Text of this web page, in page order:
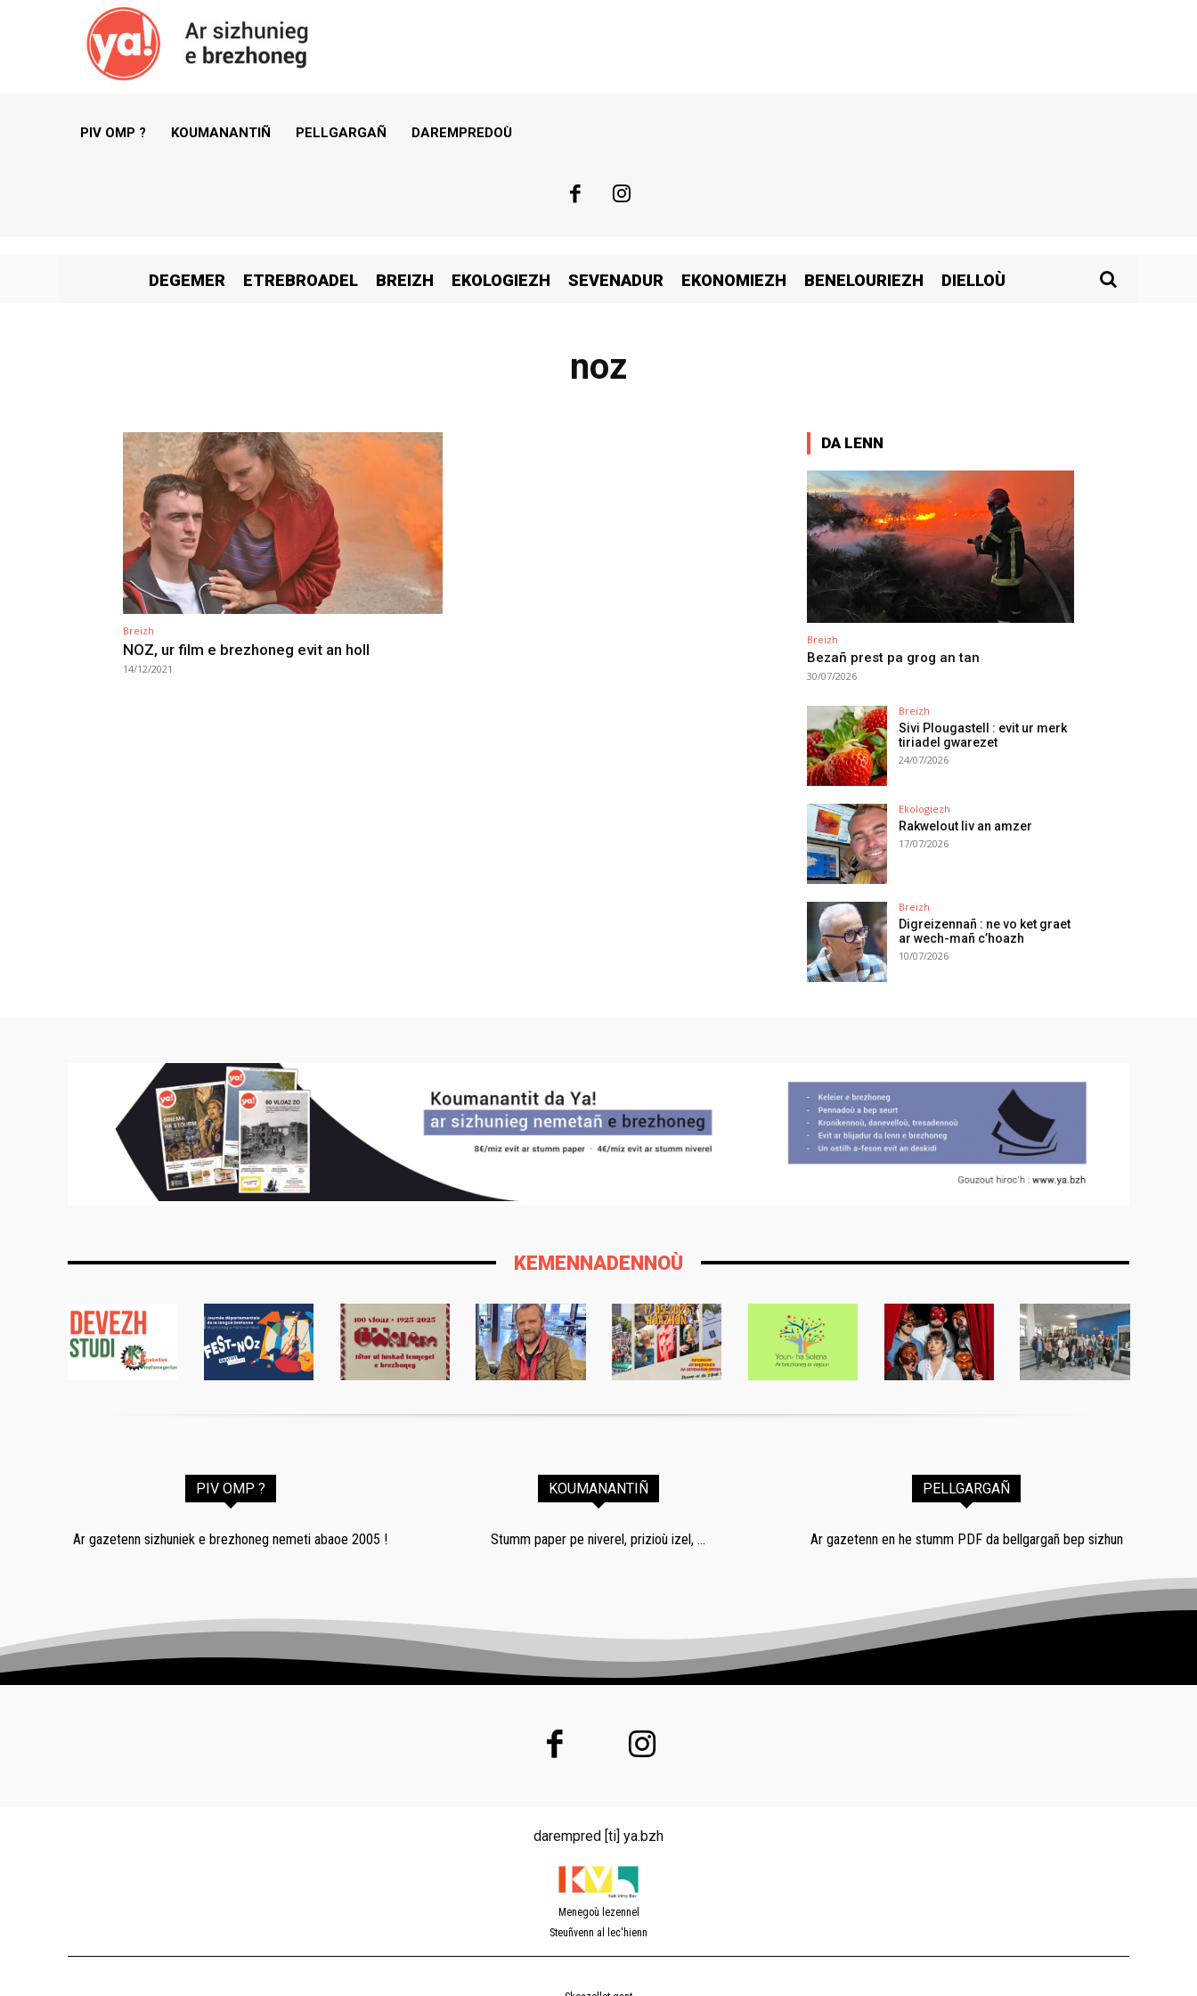
PIV OMP ? KOUMANANTIÑ PELLGARGAÑ DAREMPREDOÙ
DEGEMER ETREBROADEL BREIZH EKOLOGIEZH SEVENADUR EKONOMIEZH BENELOURIEZH DIELLOÙ
noz
Breizh
NOZ, ur film e brezhoneg evit an holl
14/12/2021
DA LENN
Breizh
Bezañ prest pa grog an tan
30/07/2026
Breizh
Sivi Plougastell : evit ur merk
tiriadel gwarezet
24/07/2026
Ekologiezh
Rakwelout liv an amzer
17/07/2026
Breizh
Digreizennañ : ne vo ket graet
ar wech-mañ c’hoazh
10/07/2026
KEMENNADENNOÙ
PIV OMP ?
Ar gazetenn sizhuniek e brezhoneg nemeti abaoe 2005 !
KOUMANANTIÑ
Stumm paper pe niverel, prizioù izel, ...
PELLGARGAÑ
Ar gazetenn en he stumm PDF da bellgargañ bep sizhun
darempred [ti] ya.bzh
Menegoù lezennel
Steuñvenn al lec'hienn